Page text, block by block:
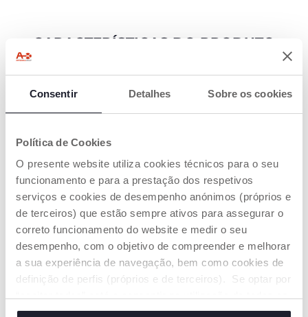
Consentir Detalhes Sobre os cookies
Política de Cookies
O presente website utiliza cookies técnicos para o seu
funcionamento e para a prestação dos respetivos
serviços e cookies de desempenho anónimos (próprios e
de terceiros) que estão sempre ativos para assegurar o
correto funcionamento do website e medir o seu
desempenho, com o objetivo de compreender e melhorar
a sua experiência de navegação, bem como cookies de
definição de perfis (próprios e de terceiros). Se optar por
cookies. Se quiser saber mais, alterar ou revogar o
CARACTERÍSTICAS DO PRODUTO
HABILIDADES DE
MANUAL
Perfeito para apanhar,
atirar e rolar:
desenvolve as
habilidades de
coordenação manual.
DIVERSÃO E
ESTIMULAÇÃO
SENSORIAL
Bolas macias.
Diferentes materiais
(PVC e veludo) para
estimulação tátil.
Chocalho divertido
dentro da bola de
tecido!